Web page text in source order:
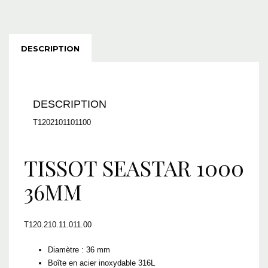
DESCRIPTION
DESCRIPTION
T1202101101100
TISSOT SEASTAR 1000
36MM
T120.210.11.011.00
Diamètre : 36 mm
Boîte en acier inoxydable 316L